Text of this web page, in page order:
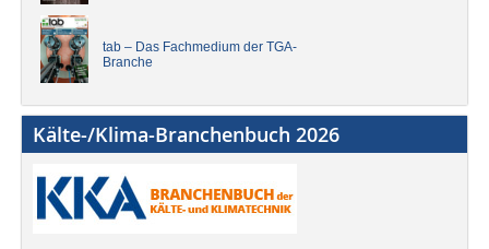
tab – Das Fachmedium der TGA-
Branche
Kälte-/Klima-Branchenbuch 2026